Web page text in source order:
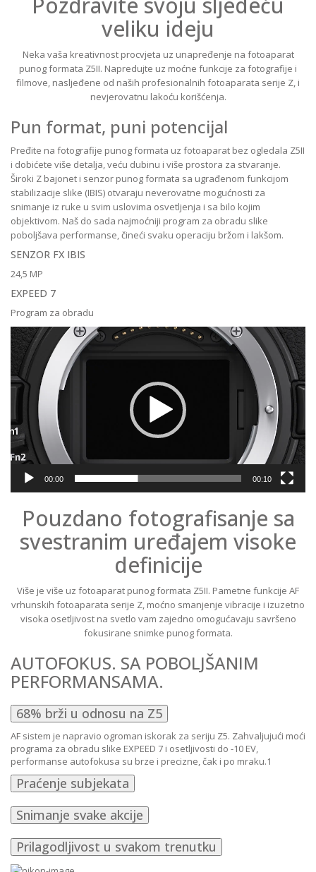
veliku ideju
Neka vaša kreativnost procvjeta uz unapređenje na fotoaparat
punog formata Z5II. Napredujte uz moćne funkcije za fotografije i
filmove, nasljeđene od naših profesionalnih fotoaparata serije Z, i
nevjerovatnu lakoću korišćenja.
Pun format, puni potencijal
Pređite na fotografije punog formata uz fotoaparat bez ogledala Z5II
i dobićete više detalja, veću dubinu i više prostora za stvaranje.
Široki Z bajonet i senzor punog formata sa ugrađenom funkcijom
stabilizacije slike (IBIS) otvaraju neverovatne mogućnosti za
snimanje iz ruke u svim uslovima osvetljenja i sa bilo kojim
objektivom. Naš do sada najmoćniji program za obradu slike
poboljšava performanse, čineći svaku operaciju bržom i lakšom.
SENZOR FX IBIS
24,5 MP
EXPEED 7
Program za obradu
Reproduktor
videozapisa
00:00 00:10
Pouzdano fotografisanje sa
svestranim uređajem visoke
definicije
Više je više uz fotoaparat punog formata Z5II. Pametne funkcije AF
vrhunskih fotoaparata serije Z, moćno smanjenje vibracije i izuzetno
visoka osetljivost na svetlo vam zajedno omogućavaju savršeno
fokusirane snimke punog formata.
AUTOFOKUS. SA POBOLJŠANIM
PERFORMANSAMA.
68% brži u odnosu na Z5
AF sistem je napravio ogroman iskorak za seriju Z5. Zahvaljujući moći
programa za obradu slike EXPEED 7 i osetljivosti do -10 EV,
performanse autofokusa su brze i precizne, čak i po mraku.1
Praćenje subjekata
Snimanje svake akcije
Prilagodljivost u svakom trenutku